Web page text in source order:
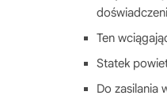
Ten
Statek
Do zasilania